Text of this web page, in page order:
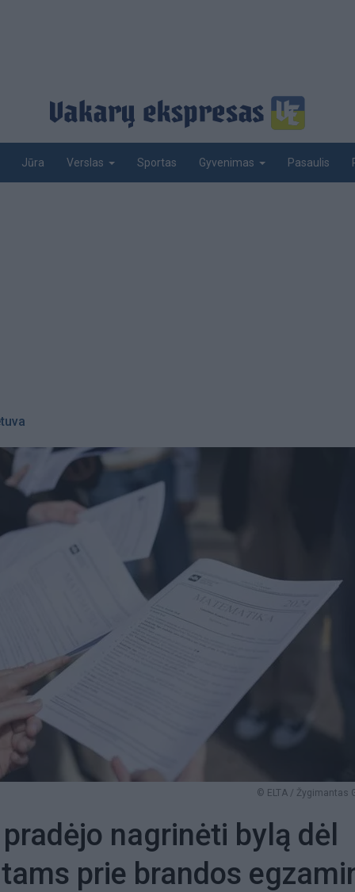
Jūra Verslas Sportas Gyvenimas Pasaulis
© ELTA / Žygimantas
nagrinėti bylą dėl
prie brandos